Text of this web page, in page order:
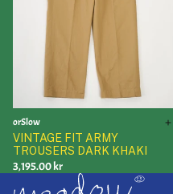
orSlow
VINTAGE FIT ARMY
TROUSERS DARK KHAKI
3,195.00 kr